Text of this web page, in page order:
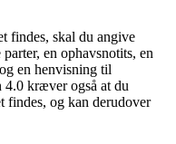
findes, skal du angive
en ophavsnotits, en
en henvisning til
4.0 kræver også at du
findes, og kan derudover